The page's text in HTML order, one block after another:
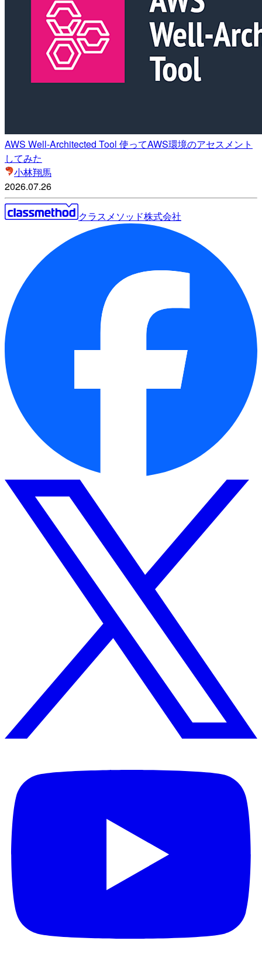
AWS Well-Architected Tool 使ってAWS環境のアセスメント
してみた
小林翔馬
2026.07.26
クラスメソッド株式会社